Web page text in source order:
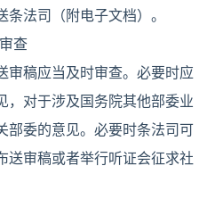
法司（附电子文档）。
查
审稿应当及时审查。必要时应
，对于涉及国务院其他部委业
部委的意见。必要时条法司可
送审稿或者举行听证会征求社